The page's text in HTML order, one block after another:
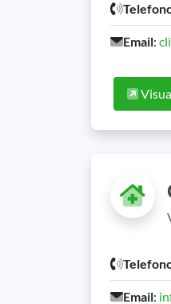
Email:
Email: